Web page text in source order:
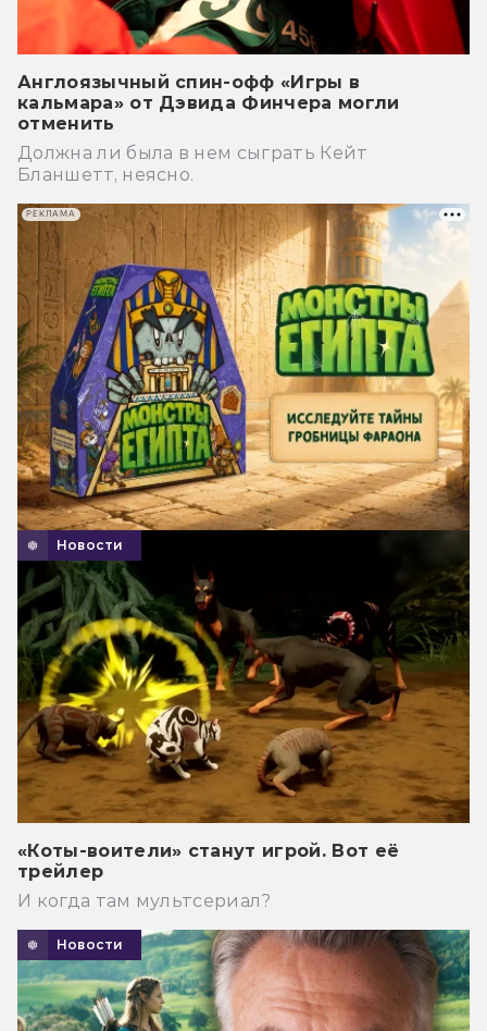
Англоязычный спин-офф «Игры в
кальмара» от Дэвида Финчера могли
отменить
Должна ли была в нем сыграть Кейт
Бланшетт, неясно.
Новости
«Коты-воители» станут игрой. Вот её
трейлер
И когда там мультсериал?
Новости
РЕКЛАМА